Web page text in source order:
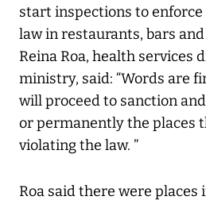
start inspections to
law in restaurants, bars
Reina Roa, health services
ministry, said: “Words are
will proceed to sanction
or permanently the places
violating the law. ”
Roa said there were places